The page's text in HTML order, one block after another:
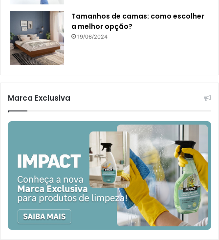
Tamanhos de camas: como escolher
a melhor opção?
19/06/2024
Marca Exclusiva